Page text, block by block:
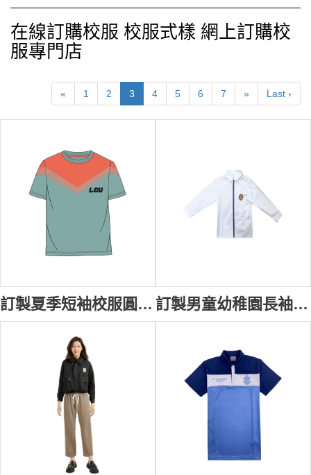
在線訂購校服 校服式樣 網上訂購校
服專門店
« 1 2 3 4 5 6 7 » Last ›
訂製夏季短袖校服圓領設計 夏季運動校服 活動T恤 李鄭屋官立小學 運動校服定制 SU367 訂製男童幼稚園長袖裇衫 設計撞色彩色條 山景邨浸信會幼稚園 (SKEBK) 校服生產商 SU336